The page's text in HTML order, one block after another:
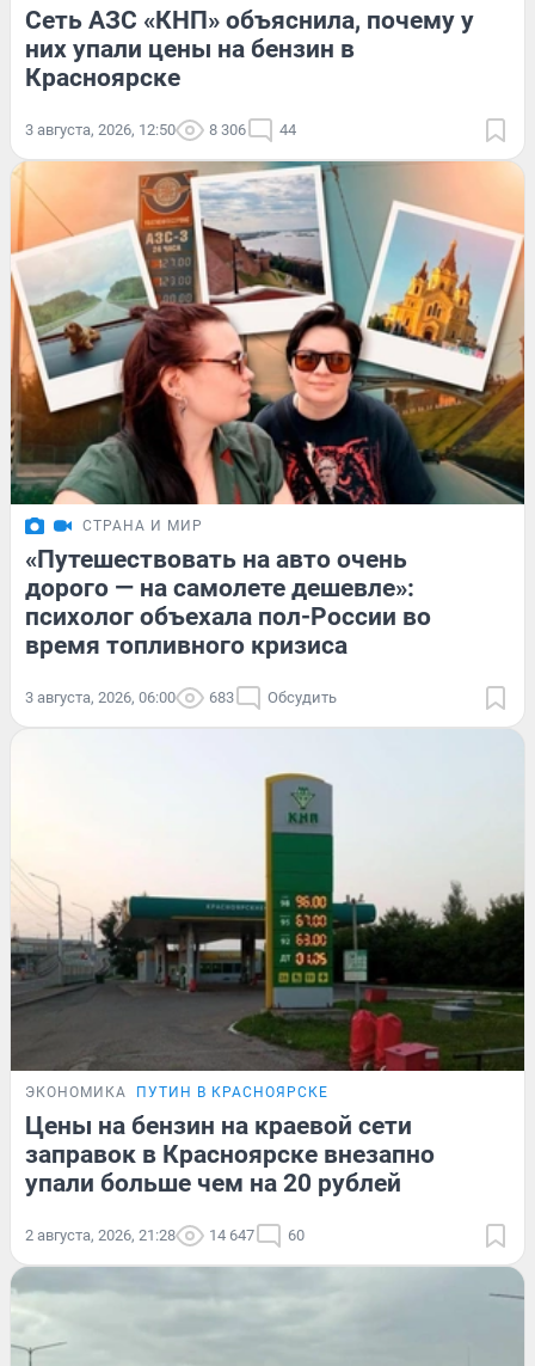
Сеть АЗС «КНП» объяснила, почему у
них упали цены на бензин в
Красноярске
3 августа, 2026, 12:50 8 306 44
СТРАНА И МИР
«Путешествовать на авто очень
дорого — на самолете дешевле»:
психолог объехала пол-России во
время топливного кризиса
3 августа, 2026, 06:00 683 Обсудить
ЭКОНОМИКА ПУТИН В КРАСНОЯРСКЕ
Цены на бензин на краевой сети
заправок в Красноярске внезапно
упали больше чем на 20 рублей
2 августа, 2026, 21:28 14 647 60